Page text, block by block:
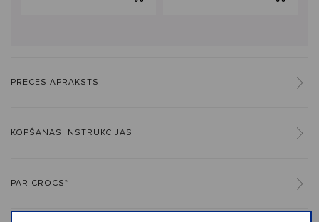
PRECES APRAKSTS
KOPŠANAS INSTRUKCIJAS
PAR CROCS™